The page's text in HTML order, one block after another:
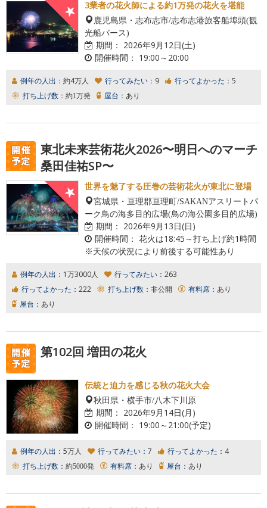
3業者の花火師による約1万発の花火を堪能
鹿児島県・志布志市/志布志港旅客船埠頭(観
光船バース)
期間： 2026年9月12日(土)
開催時間： 19:00～20:00
例年の人出： 約4万人 行ってみたい： 9 行ってよかった： 5
打ち上げ数： 約1万発 屋台： あり
東北未来芸術花火2026〜明日へのマーチ
桑田佳祐SP〜
世界を魅了する圧巻の芸術花火が東北に登場
宮城県・亘理郡亘理町/SAKANアスリートパ
ーク鳥の海多目的広場(鳥の海公園多目的広場)
期間： 2026年9月13日(日)
開催時間： 花火は18:45～打ち上げ約1時間
※天候の状況により前後する可能性あり
例年の人出： 1万3000人 行ってみたい： 263
行ってよかった： 222 打ち上げ数： 非公開 有料席： あり
屋台： あり
第102回 増田の花火
伝統と迫力を感じる秋の花火大会
秋田県・横手市/八木下川原
期間： 2026年9月14日(月)
開催時間： 19:00～21:00(予定)
例年の人出： 5万人 行ってみたい： 7 行ってよかった： 4
打ち上げ数： 約5000発 有料席： あり 屋台： あり